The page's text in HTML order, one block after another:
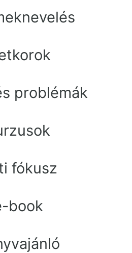
problémák
fókusz
book